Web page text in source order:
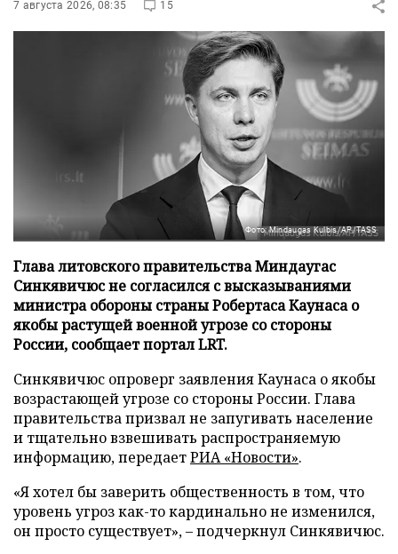
7 августа 2026, 08:35 15
Фото: Mindaugas Kulbis/AP/TASS
Глава литовского правительства Миндаугас
Синкявичюс не согласился с высказываниями
министра обороны страны Робертаса Каунаса о
якобы растущей военной угрозе со стороны
России, сообщает портал LRT.
Синкявичюс опроверг заявления Каунаса о якобы
возрастающей угрозе со стороны России. Глава
правительства призвал не запугивать население
и тщательно взвешивать распространяемую
информацию, передаетРИА «Новости».
«Я хотел бы заверить общественность в том, что
уровень угроз как-то кардинально не изменился,
он просто существует», – подчеркнул Синкявичюс.